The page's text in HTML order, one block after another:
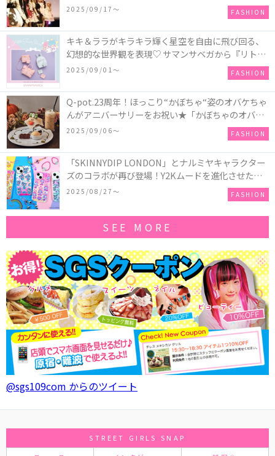
2025/09/17〜 FASHION
キキ＆ララがキラキラ輝く星空を自由に飛び回る、
幻想的な世界観を表現♡ サマンサベガから『リトル
ツインスターズ』50周年アニバーサリーイヤー』を
2025/09/01〜 FASHION
Q-pot.23周年！ほっこり“かぼちゃ“姿のオバケちゃ
んがアニバーサリーをお祝い★「かぼちゃのオバケ
ーキアクセサリー」が新発売！Q-pot CAFE.では
「かぼちゃのオバケーキプレート」も登場
2025/09/06〜 FASHION
「SKINNYDIP LONDON」とナルミヤキャラクター
ズのコラボが再び登場！Y2Kムードを進化させた新
作コレクションを発売♪
2025/08/27〜 FASHION
SEE MORE
@sgs109com からのツイート
STREET GIRLS SNAP